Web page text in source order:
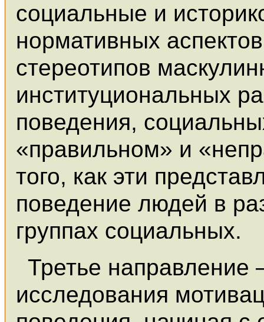
социальные и
нормативных
стереотипов
институциональных
поведения,
«правильном» и
того, как эти
поведение людей в
группах социальных.
Третье направление
исследования